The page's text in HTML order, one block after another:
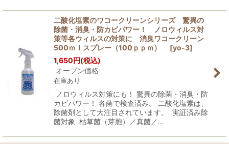
二酸化塩素のワコークリーンシリーズ 驚異の
除菌・消臭・防カビパワー！ ノロウィルス対
策等各ウィルスの対策に 消臭ワコークリーン
500ｍｌスプレー（100ｐｐｍ）
[yo-3]
1,650円(税込)
オープン価格
在庫あり
ノロウィルス対策にも！ 驚異の除菌・消臭・防
カビパワー！ 各菌で検査済み。 二酸化塩素は、
除菌剤として大注目されています。 実証済み除
菌対象 枯草菌（芽胞）／真菌／…